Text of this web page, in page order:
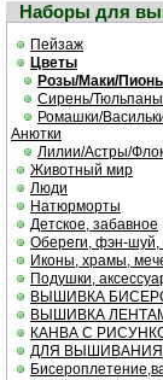
Наборы для
Пейзаж
Цветы
Розы/Маки/
Сирень/
Ромашки/
Анютки
Лилии/Астры/
Животный мир
Люди
Натюрморты
Детское, забавное
Обереги, фэн-
Иконы, храмы,
Подушки,
ВЫШИВКА
ВЫШИВКА
КАНВА С
ДЛЯ ВЫШИВАНИЯ